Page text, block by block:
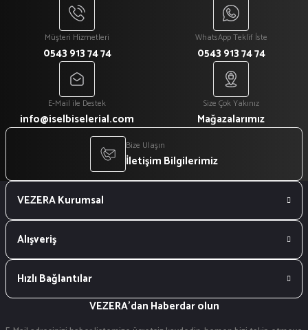
Müşteri Hizmetleri
0543 913 74 74
WhatsApp Teklif İste
0543 913 74 74
E-Mail ile Destek
info@iselbiselerial.com
Size Çok Yakınız
Mağazalarımız
Bize Ulaşın
İletişim Bilgilerimiz
VEZERA Kurumsal
Alışveriş
Hızlı Bağlantılar
VEZERA'dan Haberdar olun